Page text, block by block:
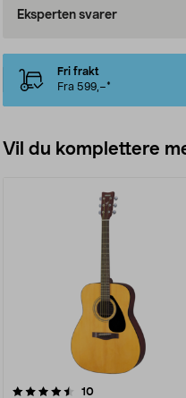
Eksperten svarer
Fri frakt
Fra 599,–*
Vil du komplettere
10anmeldelser